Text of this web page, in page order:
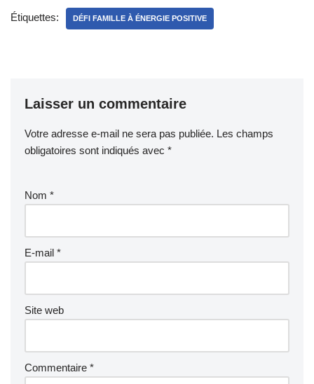
Étiquettes: DÉFI FAMILLE À ÉNERGIE POSITIVE
Laisser un commentaire
Votre adresse e-mail ne sera pas publiée. Les champs
obligatoires sont indiqués avec *
Nom *
E-mail *
Site web
Commentaire *